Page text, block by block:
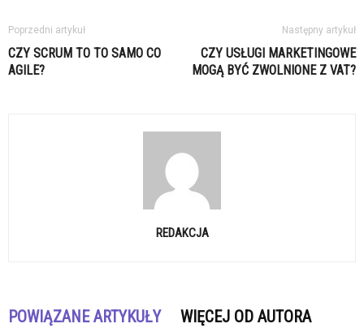
Poprzedni artykuł
CZY SCRUM TO TO SAMO CO
AGILE?
Następny artykuł
CZY USŁUGI MARKETINGOWE
MOGĄ BYĆ ZWOLNIONE Z VAT?
REDAKCJA
POWIĄZANE ARTYKUŁY WIĘCEJ OD AUTORA